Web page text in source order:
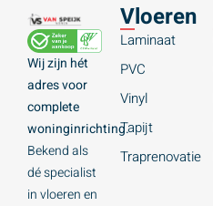
Wij zijn hét
adres voor
complete
woninginrichting.
Bekend als
dé specialist
in vloeren en
Vloeren
Laminaat
PVC
Vinyl
Tapijt
Traprenovatie